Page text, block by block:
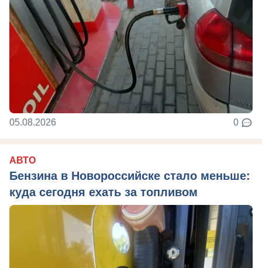
05.08.2026 0
АВТО
Бензина в Новороссийске стало меньше:
куда сегодня ехать за топливом